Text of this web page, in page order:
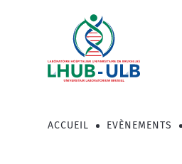
Fil
ACCUEIL EVÈNEMENTS